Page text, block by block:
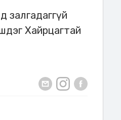
залгадаггүй
Хайрцагтай